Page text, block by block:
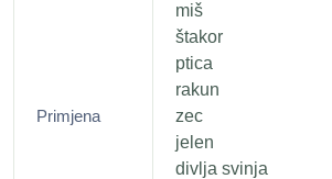
Primjena
miš
štakor
ptica
rakun
zec
jelen
divlja svinja